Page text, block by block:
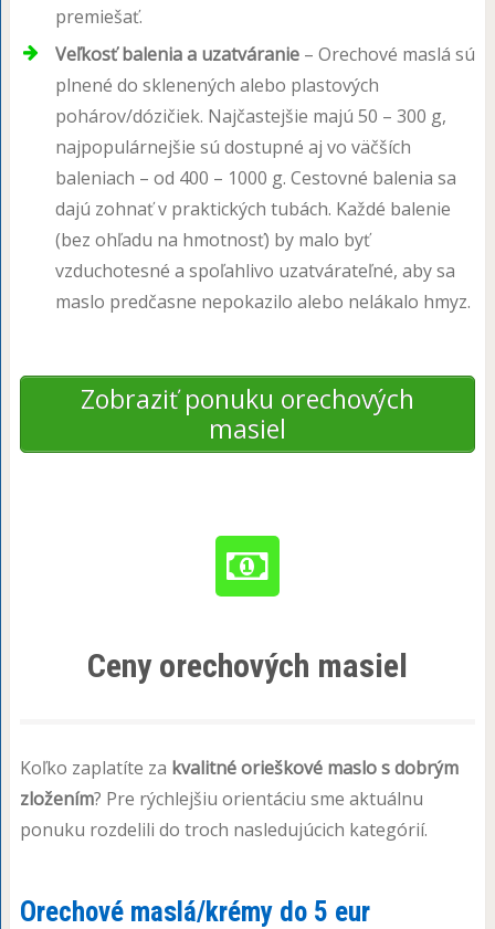
premiešať.
Veľkosť balenia a uzatváranie– Orechové maslá sú
plnené do sklenených alebo plastových
pohárov/dózičiek. Najčastejšie majú 50 – 300 g,
najpopulárnejšie sú dostupné aj vo väčších
baleniach – od 400 – 1000 g. Cestovné balenia sa
dajú zohnať v praktických tubách. Každé balenie
(bez ohľadu na hmotnosť) by malo byť
vzduchotesné a spoľahlivo uzatvárateľné, aby sa
maslo predčasne nepokazilo alebo nelákalo hmyz.
Zobraziť ponuku orechových
masiel
Ceny orechových masiel
Koľko zaplatíte za kvalitné orieškové maslo s dobrým
zložením? Pre rýchlejšiu orientáciu sme aktuálnu
ponuku rozdelili do troch nasledujúcich kategórií.
Orechové maslá/krémy do 5 eur